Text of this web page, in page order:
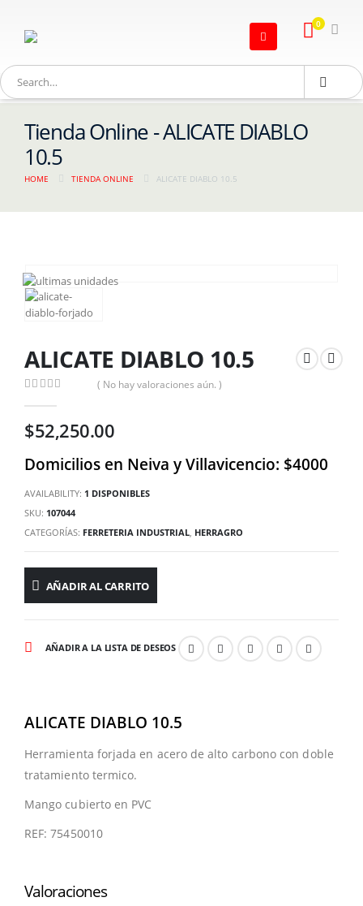
0
Tienda Online - ALICATE DIABLO
10.5
HOME TIENDA ONLINE ALICATE DIABLO 10.5
ALICATE DIABLO 10.5
( No hay valoraciones aún. )
$52,250.00
Domicilios en Neiva y Villavicencio: $4000
AVAILABILITY: 1 DISPONIBLES
SKU: 107044
CATEGORÍAS: FERRETERIA INDUSTRIAL HERRAGRO
AÑADIR AL CARRITO
AÑADIR A LA LISTA DE DESEOS
ALICATE DIABLO 10.5
Herramienta forjada en acero de alto carbono con doble
tratamiento termico.
Mango cubierto en PVC
REF: 75450010
Valoraciones